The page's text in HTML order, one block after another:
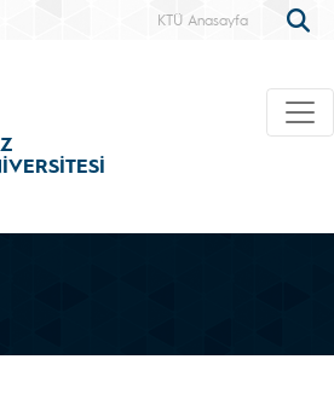
KTÜ Anasayfa